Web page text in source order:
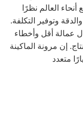
العالم نظرًا
وتوفير التكلفة.
عمالة أقل وأخطاء
إن مرونة الماكينة
متعدد